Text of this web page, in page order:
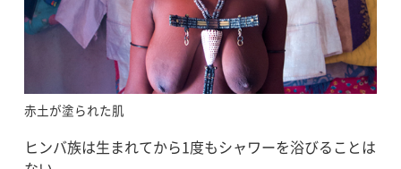
赤土が塗られた肌
ヒンバ族は生まれてから1度もシャワーを浴びることは